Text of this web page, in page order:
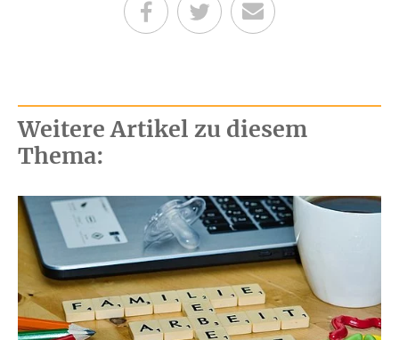
Teilen auf Facebook
Teilen auf Twitter
Per E-Mail senden
Weitere Artikel zu diesem
Thema: